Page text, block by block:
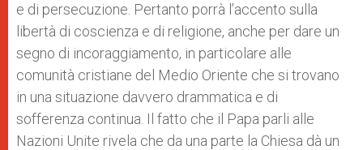
e di persecuzione. Pertanto porrà l’accento sulla
libertà di coscienza e di religione, anche per dare un
segno di incoraggiamento, in particolare alle
comunità cristiane del Medio Oriente che si trovano
in una situazione davvero drammatica e di
sofferenza continua. Il fatto che il Papa parli alle
Nazioni Unite rivela che da una parte la Chiesa dà un